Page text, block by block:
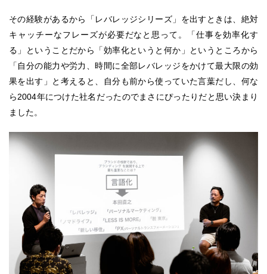
その経験があるから「レバレッジシリーズ」を出すときは、絶対
キャッチーなフレーズが必要だなと思って。「仕事を効率化す
る」ということだから「効率化というと何か」というところから
「自分の能力や労力、時間に全部レバレッジをかけて最大限の効
果を出す」と考えると、自分も前から使っていた言葉だし、何な
ら2004年につけた社名だったのでまさにぴったりだと思い決まり
ました。